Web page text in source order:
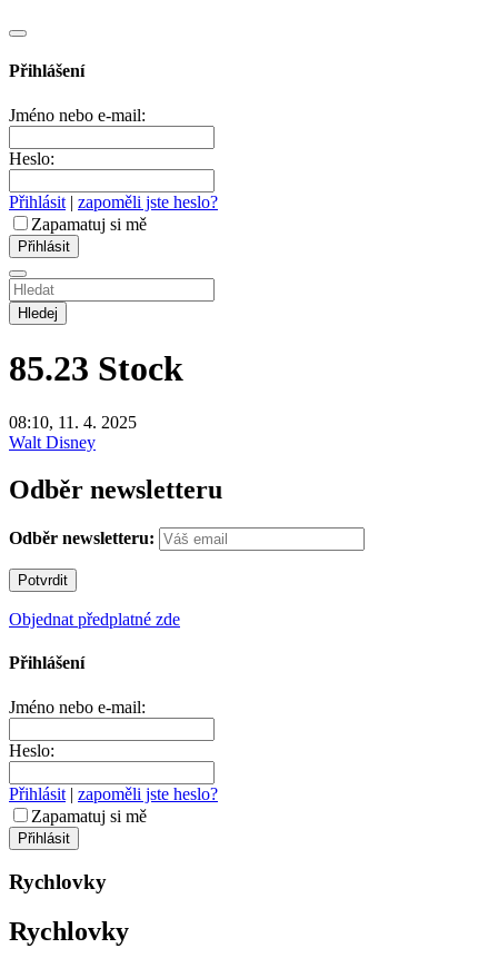
Přihlášení
Jméno nebo e-mail:
Heslo:
Přihlásit | zapoměli jste heslo?
Zapamatuj si mě
Hledej
85.23 Stock
08:10, 11. 4. 2025
Walt Disney
Odběr newsletteru
Odběr newsletteru:
Objednat předplatné zde
Přihlášení
Jméno nebo e-mail:
Heslo:
Přihlásit | zapoměli jste heslo?
Zapamatuj si mě
Rychlovky
Rychlovky